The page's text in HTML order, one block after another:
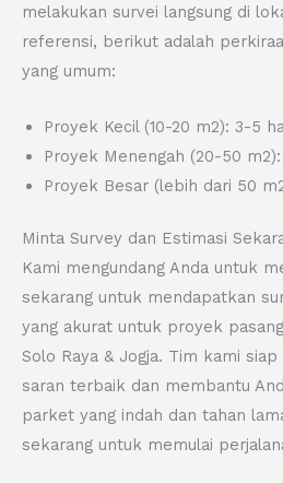
melakukan survei langsung di
referensi, berikut adalah
yang umum:
Proyek Kecil (10-20 m2): 3-5
Proyek Menengah (20-50
Proyek Besar (lebih dari 50
Minta Survey dan Estimasi
Kami mengundang Anda untuk
sekarang untuk mendapatkan
yang akurat untuk proyek
Solo Raya & Jogja. Tim kami
saran terbaik dan membantu
parket yang indah dan tahan
sekarang untuk memulai